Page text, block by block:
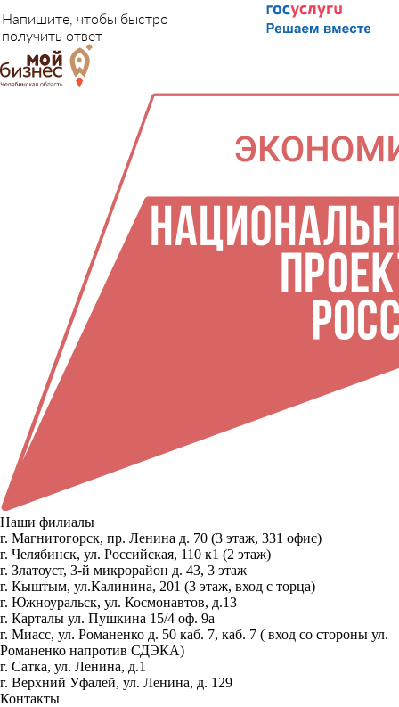
Напишите, чтобы быстро
получить ответ
Наши филиалы
г. Магнитогорск, пр. Ленина д. 70 (3 этаж, 331 офис)
г. Челябинск, ул. Российская, 110 к1 (2 этаж)
г. Златоуст, 3-й микрорайон д. 43, 3 этаж
г. Кыштым, ул.Калинина, 201 (3 этаж, вход с торца)
г. Южноуральск, ул. Космонавтов, д.13
г. Карталы ул. Пушкина 15/4 оф. 9а
г. Миасс, ул. Романенко д. 50 каб. 7, каб. 7 ( вход со стороны ул.
Романенко напротив СДЭКА)
г. Сатка, ул. Ленина, д.1
г. Верхний Уфалей, ул. Ленина, д. 129
Контакты